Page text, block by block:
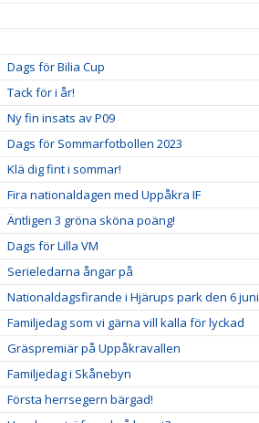
Dags för Bilia Cup
Tack för i år!
Ny fin insats av P09
Dags för Sommarfotbollen 2023
Klä dig fint i sommar!
Fira nationaldagen med Uppåkra IF
Äntligen 3 gröna sköna poäng!
Dags för Lilla VM
Serieledarna ångar på
Nationaldagsfirande i Hjärups park den 6 juni
Familjedag som vi gärna vill kalla för lyckad
Gräspremiär på Uppåkravallen
Familjedag i Skånebyn
Första herrsegern bärgad!